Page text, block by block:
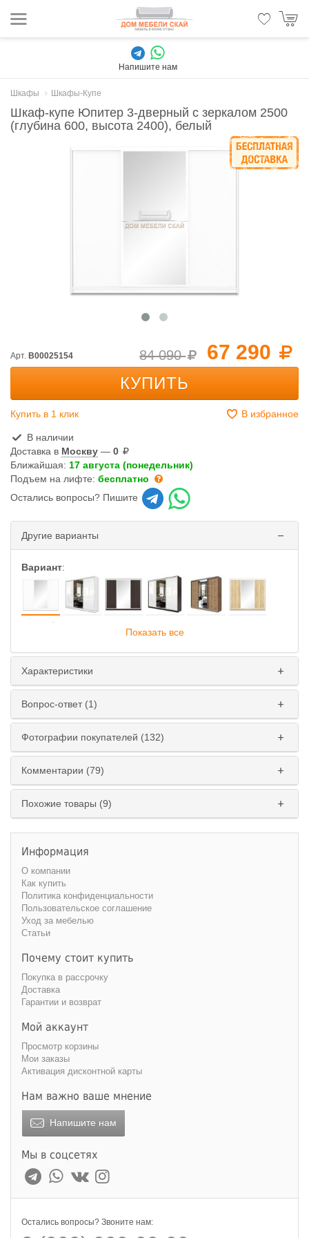
Напишите нам
Шкафы Шкафы-Купе
Шкаф-купе Юпитер 3-дверный с зеркалом 2500
(глубина 600, высота 2400), белый
67 290
84 090
Арт. B00025154
КУПИТЬ
Купить в 1 клик В избранное
В наличии
Доставка в Москву — 0
Ближайшая: 17 августа (понедельник)
Подъем на лифте: бесплатно
Остались вопросы? Пишите
Другие варианты
Вариант:
Глубина:
45 см 60 см
Ширина:
240 см 250 см 260 см 270 см
Высота:
Показать все
Характеристики
Вопрос-ответ (1)
Фотографии покупателей (132)
Комментарии (79)
Похожие товары (9)
Информация
О компании
Как купить
Политика конфиденциальности
Пользовательское соглашение
Уход за мебелью
Статьи
Почему стоит купить
Покупка в рассрочку
Доставка
Гарантии и возврат
Мой аккаунт
Просмотр корзины
Мои заказы
Активация дисконтной карты
Нам важно ваше мнение
Напишите нам
Мы в соцсетях
Остались вопросы? Звоните нам: